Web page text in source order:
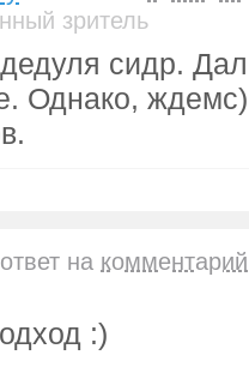
зритель
сидр.
Однако, ждемс)
на комментарий
:)